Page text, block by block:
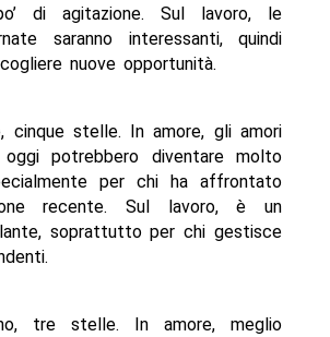
di agitazione. Sul lavoro, le
saranno interessanti, quindi
nuove opportunità.
cinque stelle. In amore, gli amori
potrebbero diventare molto
per chi ha affrontato
recente. Sul lavoro, è un
soprattutto per chi gestisce
tre stelle. In amore, meglio